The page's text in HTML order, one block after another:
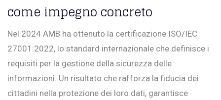
come impegno concreto
Nel 2024 AMB ha ottenuto la certificazione ISO/IEC
27001:2022, lo standard internazionale che definisce i
requisiti per la gestione della sicurezza delle
informazioni. Un risultato che rafforza la fiducia dei
cittadini nella protezione dei loro dati, garantisce